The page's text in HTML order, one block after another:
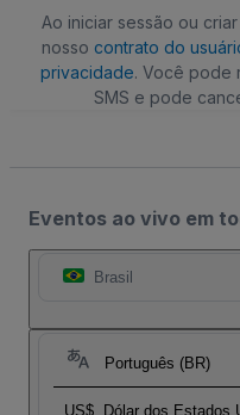
Ao iniciar sessão ou
nosso contrato do
privacidade. Você pode
SMS e pode
Eventos ao vivo em
Brasil
Português (BR)
US$ Dólar dos Estados